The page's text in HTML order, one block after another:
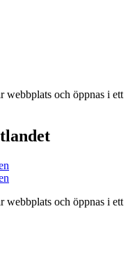
webbplats och öppnas i ett
webbplats och öppnas i ett